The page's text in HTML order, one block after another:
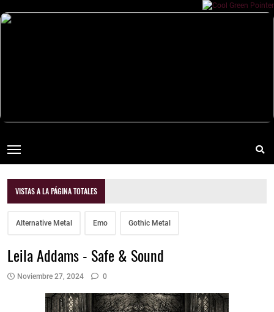
VISTAS A LA PÁGINA TOTALES
Alternative Metal Emo Gothic Metal
Leila Addams - Safe & Sound
Noviembre 27, 2024 0